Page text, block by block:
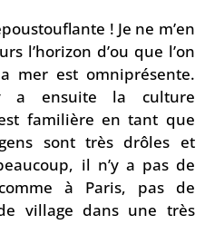
! Je ne m’en
l’horizon d’ou que l’on
mer est omniprésente.
a ensuite la culture
familière en tant que
sont très drôles et
il n’y a pas de
à Paris, pas de
village dans une très